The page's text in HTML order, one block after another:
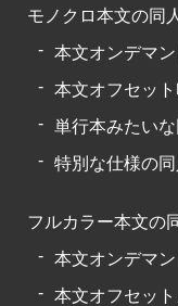
モノクロ本文の同
本文オンデマン
本文オフセット
単行本みたい
特別な仕様の
フルカラー本文の
本文オンデマ
本文オフセッ